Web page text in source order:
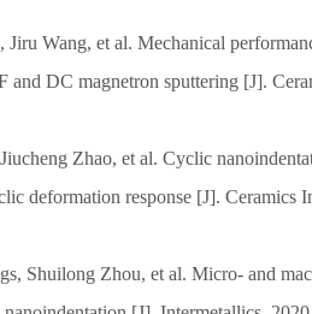
Jiru Wang, et al. Mechanical
and DC magnetron sputtering [J].
Zhao, et al. Cyclic
deformation response [J]. Ceramics
Shuilong Zhou, et al. Micro- and